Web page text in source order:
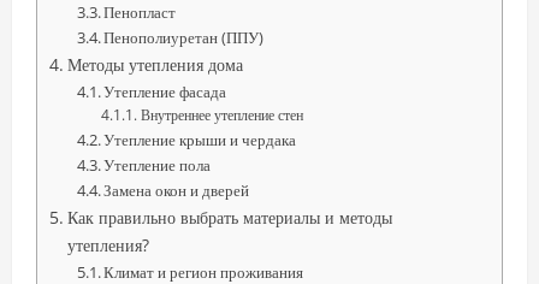
Пенопласт
Пенополиуретан (ППУ)
Методы утепления дома
Утепление фасада
Внутреннее утепление стен
Утепление крыши и чердака
Утепление пола
Замена окон и дверей
Как правильно выбрать материалы и методы
утепления?
Климат и регион проживания